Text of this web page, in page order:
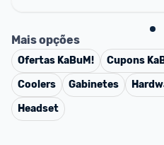
Mais opções
Ofertas KaBuM! Cupons
Coolers
Gabinetes
Headset